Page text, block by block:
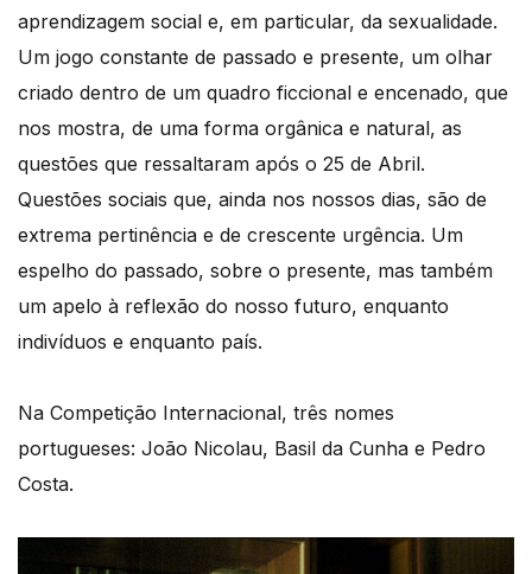
aprendizagem social e, em particular, da sexualidade.
Um jogo constante de passado e presente, um olhar
criado dentro de um quadro ficcional e encenado, que
nos mostra, de uma forma orgânica e natural, as
questões que ressaltaram após o 25 de Abril.
Questões sociais que, ainda nos nossos dias, são de
extrema pertinência e de crescente urgência. Um
espelho do passado, sobre o presente, mas também
um apelo à reflexão do nosso futuro, enquanto
indivíduos e enquanto país.
Na Competição Internacional, três nomes
portugueses: João Nicolau, Basil da Cunha e Pedro
Costa.